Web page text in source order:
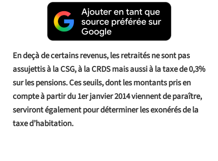
En deçà de certains revenus, les retraités ne sont pas
assujettis à la CSG, à la CRDS mais aussi à la taxe de 0,3%
sur les pensions. Ces seuils, dont les montants pris en
compte à partir du 1er janvier 2014 viennent de paraître,
serviront également pour déterminer les exonérés de la
taxe d’habitation.